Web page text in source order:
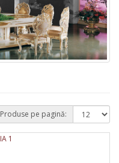
Produse pe pagină: